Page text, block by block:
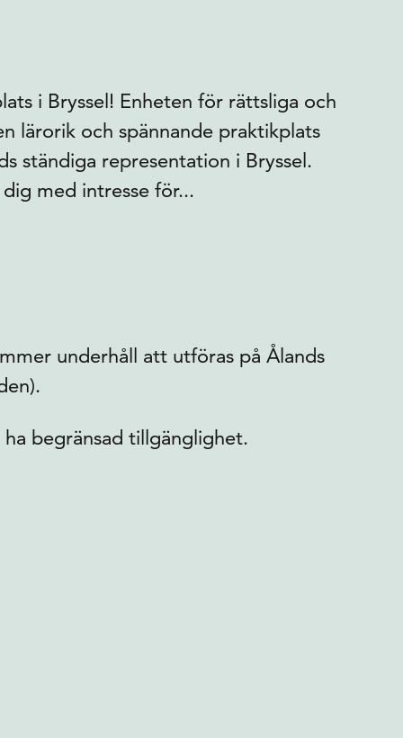
i Bryssel! Enheten för rättsliga och
lärorik och spännande praktikplats
ständiga representation i Bryssel.
med intresse för...
underhåll att utföras på Ålands
begränsad tillgänglighet.